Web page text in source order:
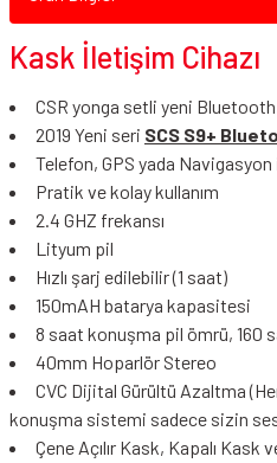
Kask İletişim Cihazı
CSR yonga setli yeni
2019 Yeni seri SCS S9+
Telefon, GPS yada
Pratik ve kolay kullanım
2.4 GHZ frekansı
Lityum pil
Hızlı şarj edilebilir (1 saat)
150mAH batarya kapasitesi
8 saat konuşma pil ömrü, 160
40mm Hoparlör Stereo
CVC Dijital Gürültü Azaltma
konuşma sistemi sadece sizin
Çene Açılır Kask, Kapalı Kask